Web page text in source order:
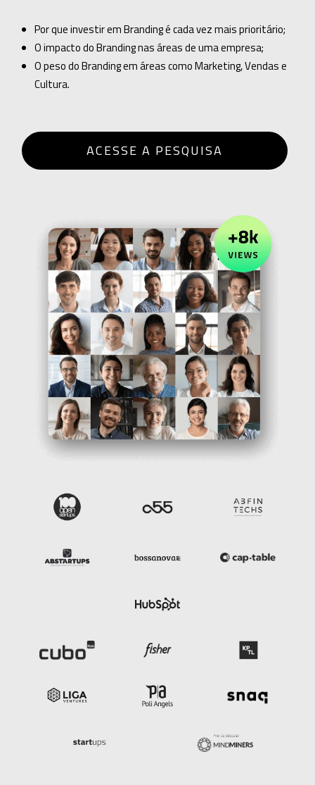
Por que investir em Branding é cada vez mais prioritário;
O impacto do Branding nas áreas de uma empresa;
O peso do Branding em áreas como Marketing, Vendas e
Cultura.
ACESSE A PESQUISA